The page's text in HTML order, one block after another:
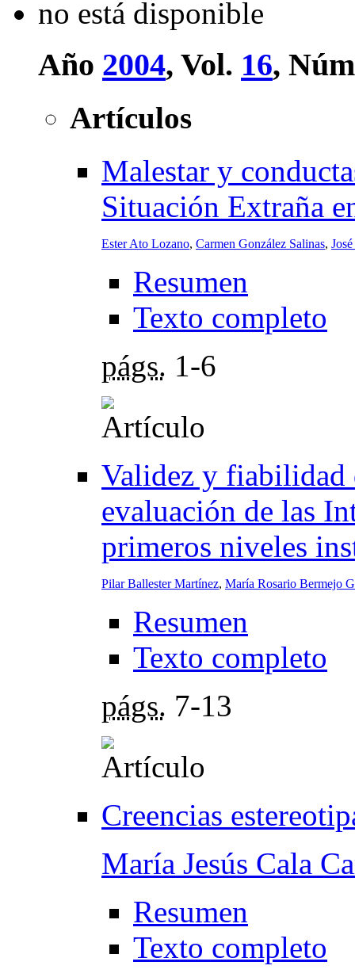
Año 2004, Vol. 16,
Artículos
Malestar y
Situación Extraña
Ester Ato Lozano, Carmen González Salinas,
Resumen
Texto completo
págs. 1-6
Validez y fiabilidad
evaluación de las
primeros niveles
Pilar Ballester Martínez, María Rosario Bermejo
Resumen
Texto completo
págs. 7-13
Creencias
María Jesús Cala
Resumen
Texto completo